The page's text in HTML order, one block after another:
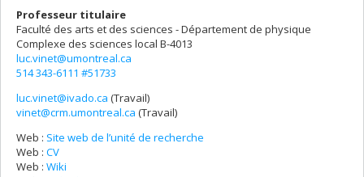
Professeur titulaire
Faculté des arts et des sciences - Département de physique
Complexe des sciences local B-4013
luc.vinet@umontreal.ca
514 343-6111 #51733
Courriels
luc.vinet@ivado.ca (Travail)
vinet@crm.umontreal.ca (Travail)
Web : Site web de l’unité de recherche
Web : CV
Web : Wiki